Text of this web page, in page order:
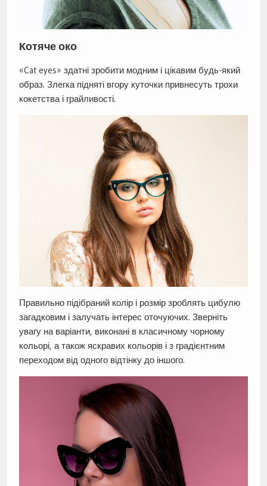
Котяче око
«Cat eyes» здатні зробити модним і цікавим будь-який
образ. Злегка підняті вгору куточки привнесуть трохи
кокетства і грайливості.
Правильно підібраний колір і розмір зроблять цибулю
загадковим і залучать інтерес оточуючих. Зверніть
увагу на варіанти, виконані в класичному чорному
кольорі, а також яскравих кольорів і з градієнтним
переходом від одного відтінку до іншого.